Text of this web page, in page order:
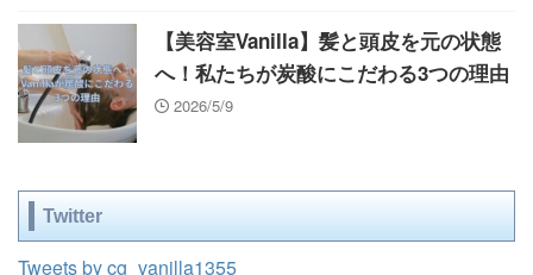
【美容室Vanilla】髪と頭皮を元の状態
へ！私たちが炭酸にこだわる3つの理由
2026/5/9
Twitter
Tweets by cg_vanilla1355